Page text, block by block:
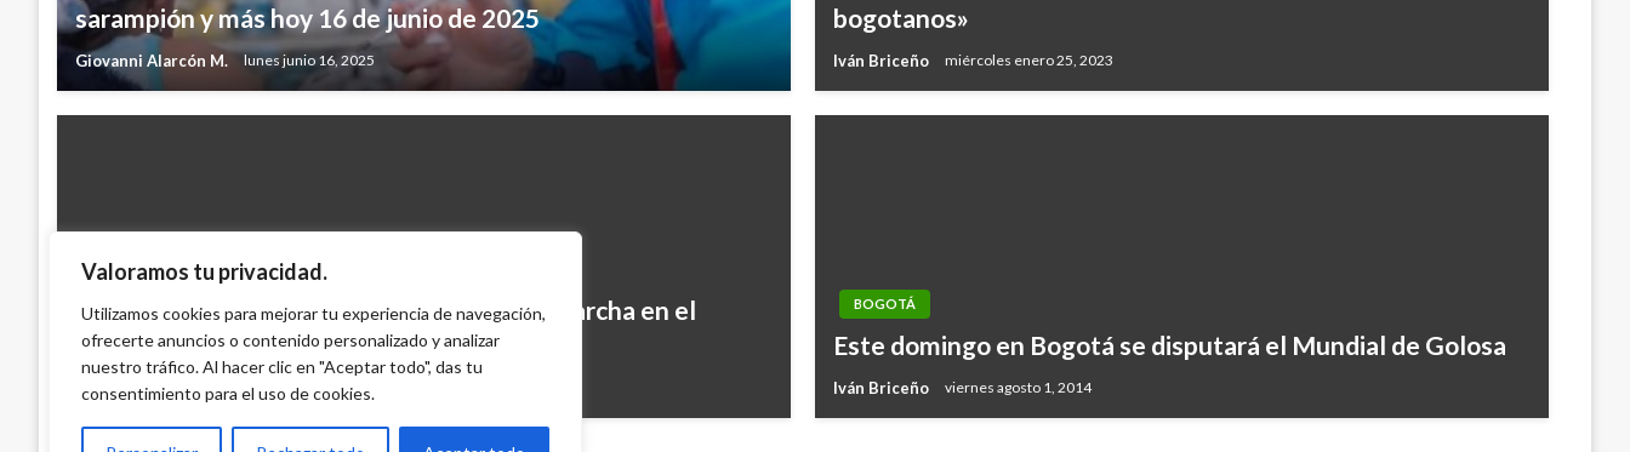
Valoramos tu privacidad.
Utilizamos cookies para mejorar tu experiencia de navegación,
ofrecerte anuncios o contenido personalizado y analizar
nuestro tráfico. Al hacer clic en "Aceptar todo", das tu
consentimiento para el uso de cookies.
sarampión y más hoy 16 de junio de 2025
Giovanni Alarcón M. lunes junio 16, 2025
bogotanos»
Iván Briceño miércoles enero 25, 2023
BOGOTÁ
Plan de Ordenamiento Territorial está en marcha en el
Ministerio de Ambiente: Distrito
Iván Briceño lunes noviembre 21, 2011
BOGOTÁ
Este domingo en Bogotá se disputará el Mundial de Golosa
Iván Briceño viernes agosto 1, 2014